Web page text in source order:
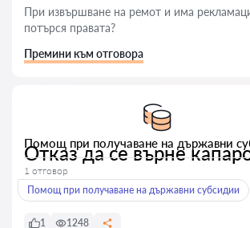
При извършване на ремот и има
потърся правата?
Премини към отговора
Помощ при получаване на държавни
Отказ да се върне
1 отговор
Помощ при получаване на държавни субсидии
1 1248